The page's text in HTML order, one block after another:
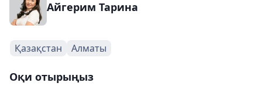
Айгерим Тарина
Қазақстан Алматы
Оқи отырыңыз